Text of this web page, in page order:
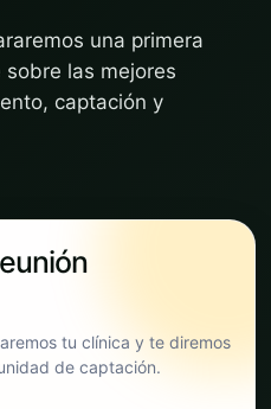
una primera
las mejores
captación y
tu clínica y te diremos
de captación.